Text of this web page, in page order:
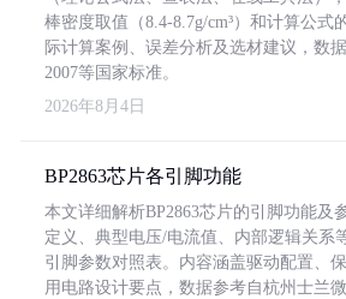
棒密度取值（8.4-8.7g/cm³）和计算公式
际计算案例、误差分析及选材建议，数
2007等国家标准。
2026年8月4日
BP2863芯片各引脚功能
本文详细解析BP2863芯片的引脚功能及
定义、典型电压/电流值、内部逻辑关系
引脚参数对照表。内容涵盖驱动配置、
用电路设计要点，数据参考自杭州士兰